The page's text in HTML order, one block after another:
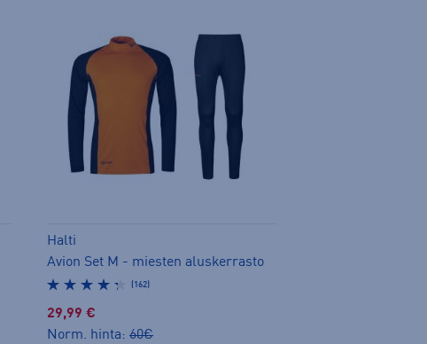
Halti
Avion Set M - miesten aluskerrasto
(162)
29,99 €
Norm. hinta: 60€